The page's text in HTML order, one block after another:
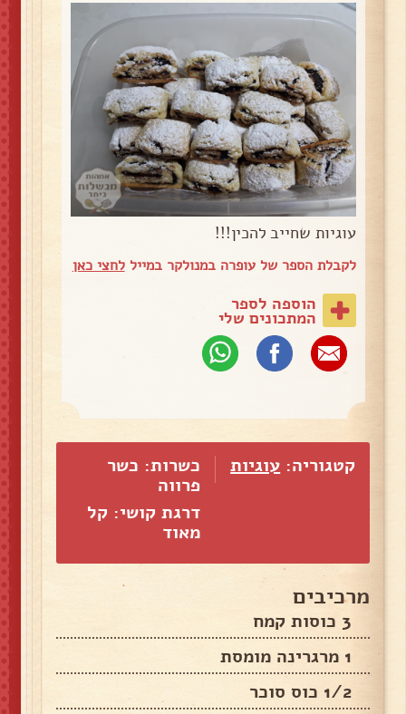
עוגיות שחייב להכין!!!
לקבלת הספר של עופרה במנולקר במייללחצי כאן
הוספה לספר
המתכונים שלי
קטגוריה: עוגיות
כשרות: כשר
פרווה
דרגת קושי: קל
מאוד
מרכיבים
3 כוסות קמח
1 מרגרינה מומסת
1/2 כוס סוכר